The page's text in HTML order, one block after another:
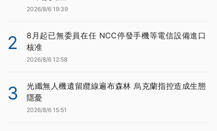
2026/8/6 19:39
2
8月起已無委員在任 NCC停發手機等電信設備進口
核准
2026/8/6 12:58
3
光纖無人機遺留纜線遍布森林 烏克蘭指控造成生態
隱憂
2026/8/6 15:51